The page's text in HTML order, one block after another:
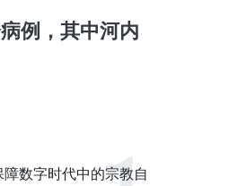
例，其中河内
障数字时代中的宗教自